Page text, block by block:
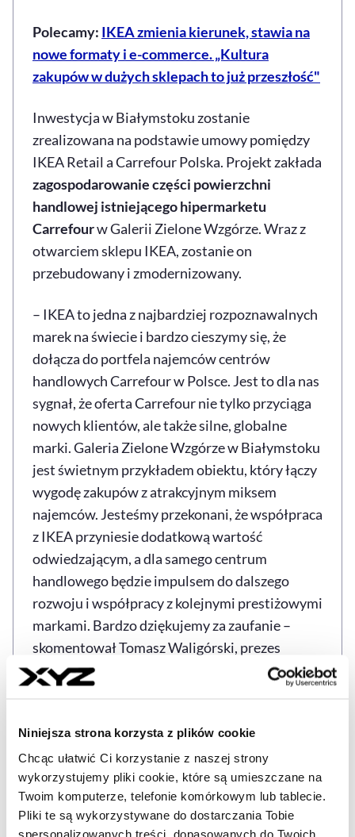
Niniejsza strona korzysta z plików cookie
Chcąc ułatwić Ci korzystanie z naszej strony
wykorzystujemy pliki cookie, które są umieszczane na
Twoim komputerze, telefonie komórkowym lub tablecie.
Pliki te są wykorzystywane do dostarczania Tobie
spersonalizowanych treści, dopasowanych do Twoich
Polecamy: IKEA zmienia kierunek, stawia na
nowe formaty i e-commerce. „Kultura
zakupów w dużych sklepach to już przeszłość"
Inwestycja w Białymstoku zostanie
zrealizowana na podstawie umowy pomiędzy
IKEA Retail a Carrefour Polska. Projekt zakłada
zagospodarowanie części powierzchni
handlowej istniejącego hipermarketu
Carrefourw Galerii Zielone Wzgórze. Wraz z
otwarciem sklepu IKEA, zostanie on
przebudowany i zmodernizowany.
– IKEA to jedna z najbardziej rozpoznawalnych
marek na świecie i bardzo cieszymy się, że
dołącza do portfela najemców centrów
handlowych Carrefour w Polsce. Jest to dla nas
sygnał, że oferta Carrefour nie tylko przyciąga
nowych klientów, ale także silne, globalne
marki. Galeria Zielone Wzgórze w Białymstoku
jest świetnym przykładem obiektu, który łączy
wygodę zakupów z atrakcyjnym miksem
najemców. Jesteśmy przekonani, że współpraca
z IKEA przyniesie dodatkową wartość
odwiedzającym, a dla samego centrum
handlowego będzie impulsem do dalszego
rozwoju i współpracy z kolejnymi prestiżowymi
markami. Bardzo dziękujemy za zaufanie –
skomentował Tomasz Waligórski, prezes
zarządu Carrefour Polska.
największych galerii handlowych należących do
Carrefour w Polsce. Obiekt powstał w 2007 r. i
przeszedł do tej pory kilka modernizacji.
Oferuje obecnie blisko 17 tys. m kw. oraz ok. 60
punktów handlowo-usługowych.